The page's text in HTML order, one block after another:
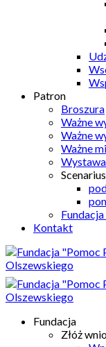
Patron
Broszura
Ważne
Ważne
Ważne
Kontakt
Fundacja
Złóż